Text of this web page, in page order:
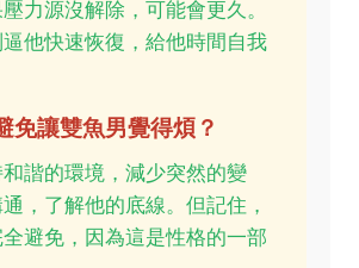
力源沒解除，可能會更久。
他快速恢復，給他時間自我
免讓雙魚男覺得煩？
諧的環境，減少突然的變
，了解他的底線。但記住，
避免，因為這是性格的一部